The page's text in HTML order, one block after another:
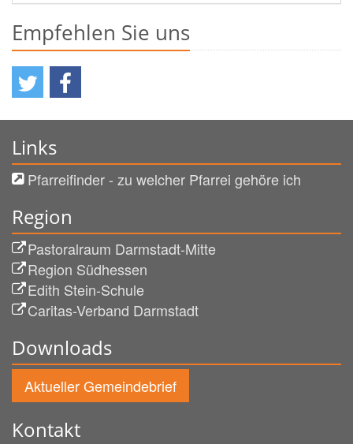
Empfehlen Sie uns
Links
Pfarreifinder - zu welcher Pfarrei gehöre ich
Region
Pastoralraum Darmstadt-Mitte
Region Südhessen
Edith Stein-Schule
Caritas-Verband Darmstadt
Downloads
Aktueller Gemeindebrief
Kontakt